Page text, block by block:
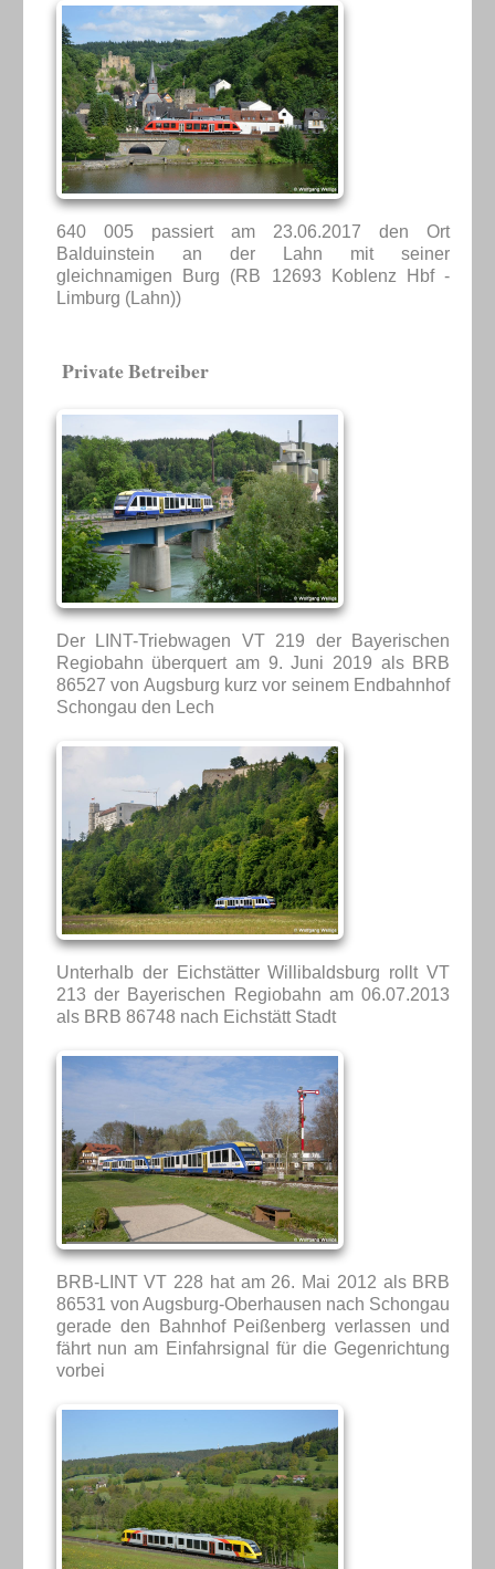
640 005 passiert am 23.06.2017 den Ort
Balduinstein an der Lahn mit seiner
gleichnamigen Burg (RB 12693 Koblenz Hbf -
Limburg (Lahn))
Private Betreiber
Der LINT-Triebwagen VT 219 der Bayerischen
Regiobahn überquert am 9. Juni 2019 als BRB
86527 von Augsburg kurz vor seinem Endbahnhof
Schongau den Lech
Unterhalb der Eichstätter Willibaldsburg rollt VT
213 der Bayerischen Regiobahn am 06.07.2013
als BRB 86748 nach Eichstätt Stadt
BRB-LINT VT 228 hat am 26. Mai 2012 als BRB
86531 von Augsburg-Oberhausen nach Schongau
gerade den Bahnhof Peißenberg verlassen und
fährt nun am Einfahrsignal für die Gegenrichtung
vorbei